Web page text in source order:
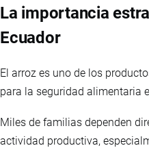
La importancia
Ecuador
El arroz es uno de los
para la seguridad alimentaria
Miles de familias dependen
actividad productiva,